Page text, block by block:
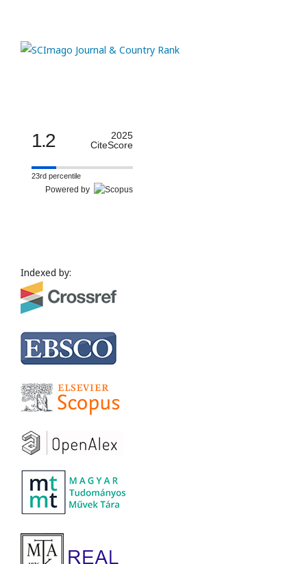
1.2
2025
CiteScore
23rd percentile
Powered by
Indexed by: